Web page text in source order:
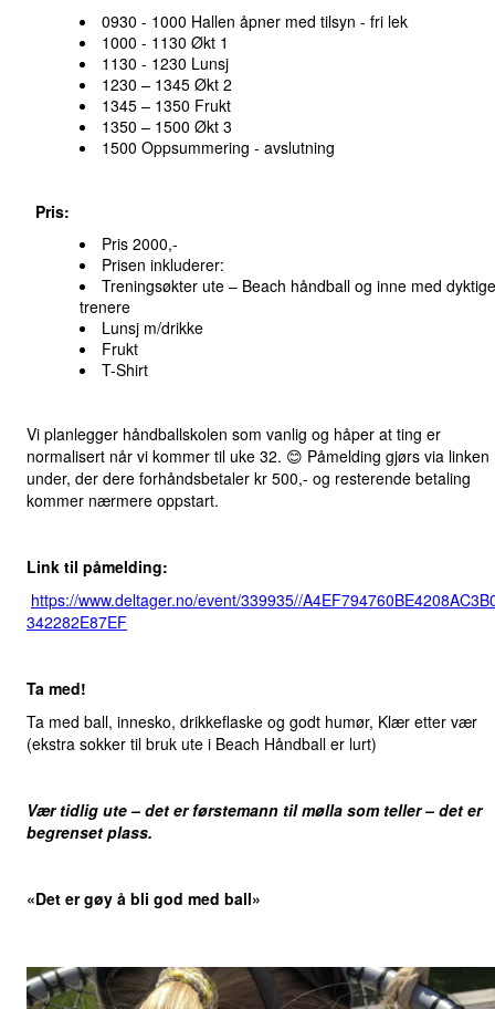
0930 - 1000 Hallen åpner med tilsyn - fri lek
1000 - 1130 Økt 1
1130 - 1230 Lunsj
1230 – 1345 Økt 2
1345 – 1350 Frukt
1350 – 1500 Økt 3
1500 Oppsummering - avslutning
Pris:
Pris 2000,-
Prisen inkluderer:
Treningsøkter ute – Beach håndball og inne med dyktige
trenere
Lunsj m/drikke
Frukt
T-Shirt
Vi planlegger håndballskolen som vanlig og håper at ting er
normalisert når vi kommer til uke 32. 😊 Påmelding gjørs via linken
under, der dere forhåndsbetaler kr 500,- og resterende betaling
kommer nærmere oppstart.
Link til påmelding:
https://www.deltager.no/event/339935//
342282E87EF
Ta med!
Ta med ball, innesko, drikkeflaske og godt humør, Klær etter vær
(ekstra sokker til bruk ute i Beach Håndball er lurt)
Vær tidlig ute – det er førstemann til mølla som teller – det er
begrenset plass.
«Det er gøy å bli god med ball»